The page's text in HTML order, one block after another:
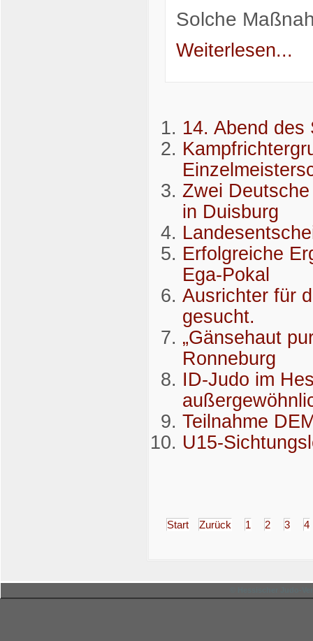
Solche
Weiterlesen...
14. Abend des
Zwei
in Duisburg
Erfolgreiche
Ega-Pokal
Ausrichter für
gesucht.
„Gänsehaut
Ronneburg
ID-Judo im
Teilnahme
U15-
Start Zurück 1 2 3 4